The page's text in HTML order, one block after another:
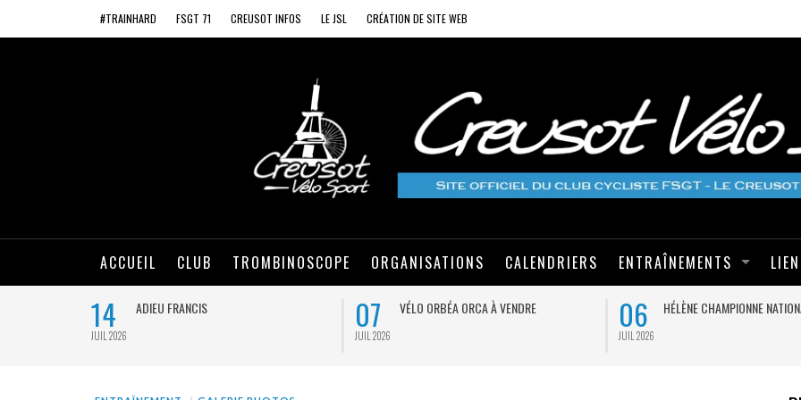
#TRAINHARD FSGT 71 CREUSOT INFOS LE JSL CRÉATION DE SITE WEB
ACCUEIL CLUB TROMBINOSCOPE ORGANISATIONS CALENDRIERS ENTRAÎNEMENTS
14
JUIL 2026
ADIEU FRANCIS 07
JUIL 2026
VÉLO ORBÉA ORCA À VENDRE 06
JUIL 2026
HÉLÈNE CHAMPIONNE